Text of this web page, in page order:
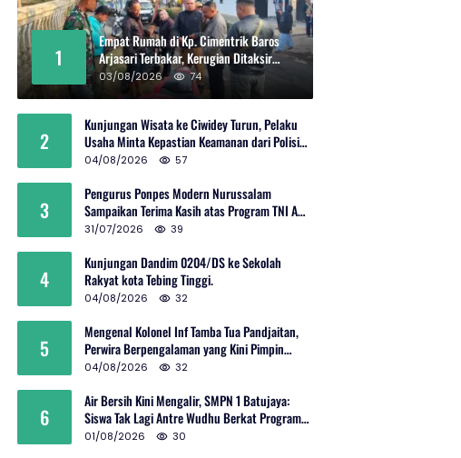
1
Empat Rumah di Kp. Cimentrik Baros
Arjasari Terbakar, Kerugian Ditaksir
Rp600 Juta
03/08/2026 74
2
Kunjungan Wisata ke Ciwidey Turun, Pelaku
Usaha Minta Kepastian Keamanan dari Polisi
dan Pemprov Jabar
04/08/2026 57
3
Pengurus Ponpes Modern Nurussalam
Sampaikan Terima Kasih atas Program TNI AD
Manunggal Air
31/07/2026 39
4
Kunjungan Dandim 0204/DS ke Sekolah
Rakyat kota Tebing Tinggi.
04/08/2026 32
5
Mengenal Kolonel Inf Tamba Tua Pandjaitan,
Perwira Berpengalaman yang Kini Pimpin
Sektor 10 Citarum Harum
04/08/2026 32
6
Air Bersih Kini Mengalir, SMPN 1 Batujaya:
Siswa Tak Lagi Antre Wudhu Berkat Program
TNI AD
01/08/2026 30